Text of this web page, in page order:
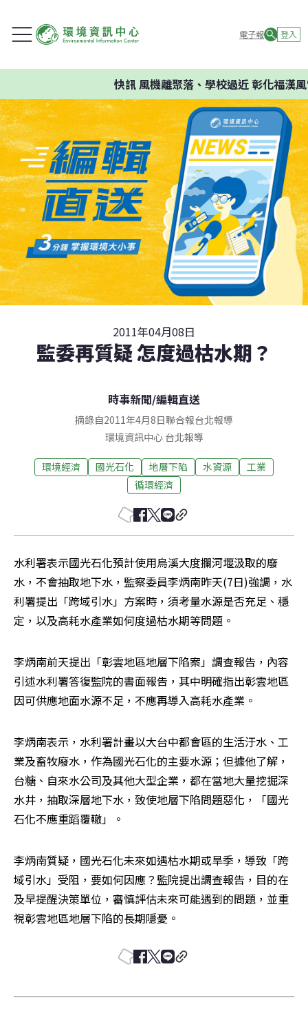
電子報 登入
快訊風機離聚落、學校過近 彰化福漢風
2011年04月08日
監委再質疑 怎度過枯水期？
時事新聞/編輯直送
摘錄自2011年4月8日聯合報台北報導
環境資訊中心 台北報導
環境經濟 國光石化 地層下陷 水資源
工業
循環經濟
水利署表示國光石化預計使用烏溪大度攔河堰汲取的廢
水，不會抽取地下水，監察委員李炳南昨天(7日)強調，水
利署提出「跨域引水」方案時，須考量水源是否充足、穩
定，以及高耗水產業如何度過枯水期等問題。
李炳南前天提出「彰雲地區地層下陷案」調查報告，內容
引述水利署答復監院的書面報告，其中明確指出彰雲地區
因可供應地面水源不足，不應再導入高耗水產業。
李炳南表示，水利署計畫以大台中都會區的生活汙水、工
業及畜牧廢水，作為國光石化的主要水源；但據他了解，
台糖、自來水公司及其他大型企業，都在當地大量挖掘深
水井，抽取深層地下水，致使地層下陷問題惡化，「國光
石化不應重蹈覆轍」。
李炳南質疑，國光石化未來如遇枯水期或旱季，導致「跨
域引水」受阻，要如何因應？監院提出調查報告，目的在
及早提醒決策單位，審慎評估未來可能遇到的問題，並重
視彰雲地區地層下陷的長期隱憂。